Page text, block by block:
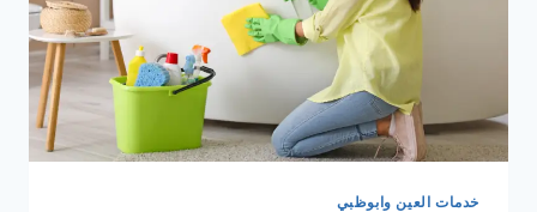
خدمات العين وابوظبي